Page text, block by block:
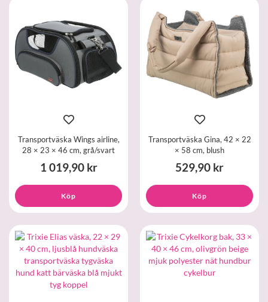
Transportväska Wings airline,
28 × 23 × 46 cm, grå/svart
1 019,90 kr
Köp
Transportväska Gina, 42 × 22
× 58 cm, blush
529,90 kr
Köp